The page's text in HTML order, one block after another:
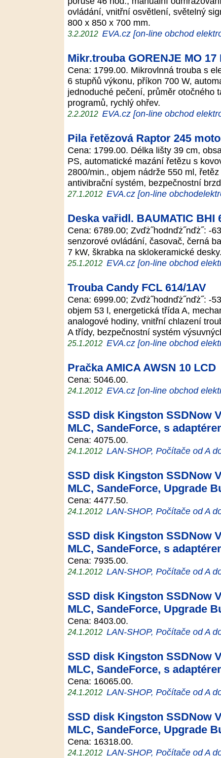
ovládání, vnitřní osvětlení, světelný
800 x 850 x 700 mm.
3.2.2012 EVA.cz [on-line obchod
Mikr.trouba GORENJE MO 17
Cena: 1799.00. Mikrovlnná trouba s
6 stupňů výkonu, příkon 700 W,
jednoduché pečení, průměr otočného
programů, rychlý ohřev.
2.2.2012 EVA.cz [on-line obchod
Pila řetězová Raptor 245
Cena: 1799.00. Délka lišty 39 cm,
PS, automatické mazání řetězu s
2800/min., objem nádrže 550 ml,
antivibrační systém, bezpečnostní
27.1.2012 EVA.cz [on-line
Deska vařidl. BAUMATIC BHI
Cena: 6789.00; Zvďż˝hodnďż˝nďż˝: -
senzorové ovládání, časovač, černá
7 kW, škrabka na sklokeramické
25.1.2012 EVA.cz [on-line obchod
Trouba Candy FCL 614/1AV
Cena: 6999.00; Zvďż˝hodnďż˝nďż˝: -
objem 53 l, energetická třída A,
analogové hodiny, vnitřní chlazení
A třídy, bezpečnostní systém
25.1.2012 EVA.cz [on-line obchod
Pračka AMICA AWSN 10 LCD
Cena: 5046.00.
24.1.2012 EVA.cz [on-line obchod
SSD disk Kingston SSDNow
MLC, SandeForce, s
Cena: 4075.00.
24.1.2012 LAN-SHOP, Počítače od A
SSD disk Kingston SSDNow
MLC, SandeForce, Upgrade
Cena: 4477.50.
24.1.2012 LAN-SHOP, Počítače od A
SSD disk Kingston SSDNow
MLC, SandeForce, s
Cena: 7935.00.
24.1.2012 LAN-SHOP, Počítače od A
SSD disk Kingston SSDNow
MLC, SandeForce, Upgrade
Cena: 8403.00.
24.1.2012 LAN-SHOP, Počítače od A
SSD disk Kingston SSDNow
MLC, SandeForce, s
Cena: 16065.00.
24.1.2012 LAN-SHOP, Počítače od A
SSD disk Kingston SSDNow
MLC, SandeForce, Upgrade
Cena: 16318.00.
24.1.2012 LAN-SHOP, Počítače od A